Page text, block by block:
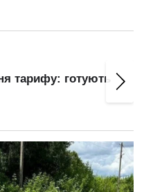
тарифу: готують